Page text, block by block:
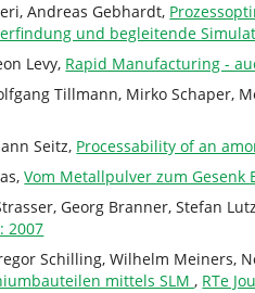
Andreas Gebhardt,
und begleitende
Levy, Rapid Manufacturing -
Tillmann, Mirko Schaper,
Seitz, Processability of an
Vom Metallpulver zum Gesenk
Georg Branner, Stefan
2007
Schilling, Wilhelm Meiners,
mittels SLM, RTe